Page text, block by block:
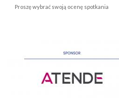
Proszę wybrać swoją ocenę spotkania